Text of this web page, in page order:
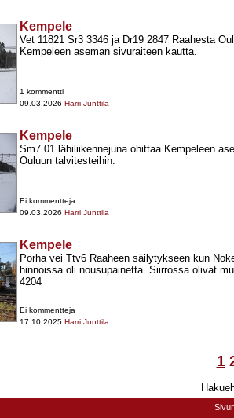
Kempele
Vet 11821 Sr3 3346 ja Dr19 2847 Raahesta
Kempeleen aseman sivuraiteen kautta.
1 kommentti
09.03.2026 Harri Junttila
Kempele
Sm7 01 lähiliikennejuna ohittaa Kempeleen
Ouluun talvitesteihin.
Ei kommentteja
09.03.2026 Harri Junttila
Kempele
Porha vei Ttv6 Raaheen säilytykseen kun
hinnoissa oli nousupainetta. Siirrossa olivat
4204
Ei kommentteja
17.10.2025 Harri Junttila
1